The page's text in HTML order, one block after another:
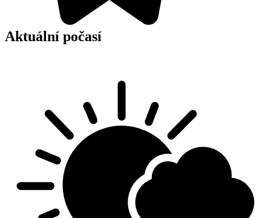
Aktuální počasí